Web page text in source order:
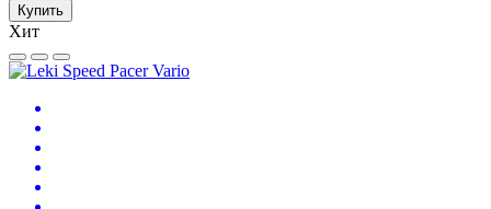
Купить
Хит